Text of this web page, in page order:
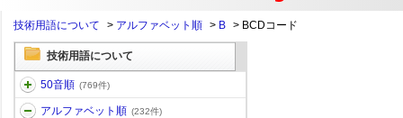
技術用語について > アルファベット順 > B > BCDコード
技術用語について
50音順 (769件)
アルファベット順 (232件)